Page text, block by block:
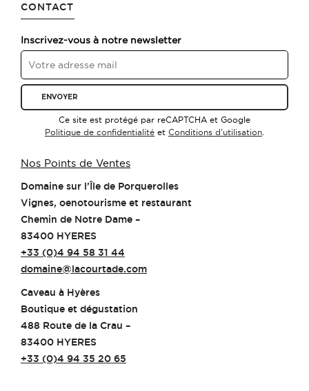
CONTACT
Inscrivez-vous à notre newsletter
Ce site est protégé par reCAPTCHA et Google
Politique de confidentialité et Conditions d'utilisation
Nos Points de Ventes
Domaine sur l’Île de Porquerolles
Vignes, oenotourisme et restaurant
Chemin de Notre Dame –
83400 HYERES
+33 (0)4 94 58 31 44
domaine@lacourtade.com
Caveau à Hyères
Boutique et dégustation
488 Route de la Crau –
83400 HYERES
+33 (0)4 94 35 20 65